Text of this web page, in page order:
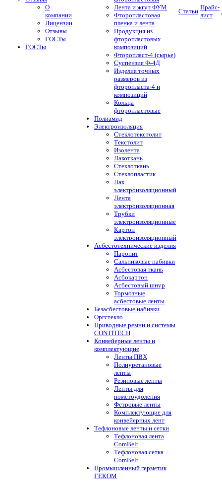
О
компании
Лицензии
Отзывы
ГОСТы
ГОСТы
Лента и жгут ФУМ
Фторопластовая
пленка и лента
Продукция из
фторопластовых
композиций
Фторопласт-4 (сырье)
Суспензия Ф-4Д
Изделия точных
размеров из
фторопласта-4 и
композиций
Кольца
фторопластовые
Полиамид
Электроизоляция
Стеклотекстолит
Текстолит
Изолента
Лакоткань
Стеклоткань
Стеклопластик
Лак
электроизоляционный
Лента
электроизоляционная
Трубки
электроизоляционные
Картон
электроизоляционный
Асбестотехнические изделия
Паронит
Сальниковые набивки
Асбестовая ткань
Асбокартон
Асбестовый шнур
Тормозные
асбестовые ленты
Безасбестовые набивки
Оргстекло
Приводные ремни и системы
CONTITECH
Конвейерные ленты и
комплектующие
Ленты ПВХ
Полиуретановые
ленты
Резиновые ленты
Ленты для
пометоудоления
Фетровые ленты
Комплектующие для
конвейерных лент
Тефлоновые ленты и сетки
Тефлоновая лента
ComBelt
Тефлоновая сетка
ComBelt
Промышленный герметик
ГЕКОМ
Статьи
Прайс-
лист